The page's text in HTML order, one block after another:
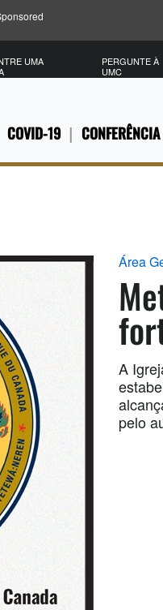
COVID-19
UMA
PERGUNTE À
UMC
Área
A
pelo